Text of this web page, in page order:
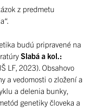
z predmetu
budú pripravené na
Slabá a kol.:
LF, 2023). Obsahovo
a vedomosti o zložení a
a delenia bunky,
genetiky človeka a